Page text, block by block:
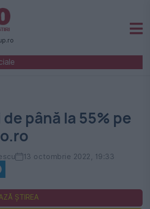
până la 55% pe
13 octombrie 2022, 19:33
ȘTIREA